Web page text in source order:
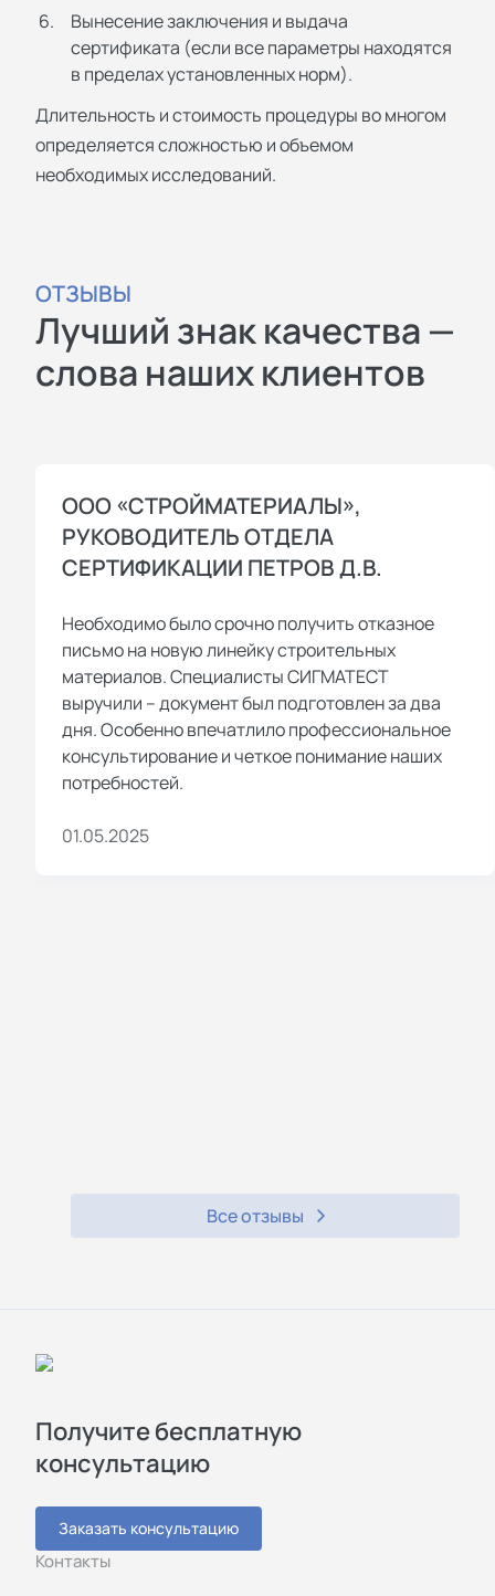
Вынесение заключения и выдача
сертификата (если все параметры находятся
в пределах установленных норм).
Длительность и стоимость процедуры во многом
определяется сложностью и объемом
необходимых исследований.
ОТЗЫВЫ
Лучший знак качества —
слова наших клиентов
ООО «СТРОЙМАТЕРИАЛЫ»,
РУКОВОДИТЕЛЬ ОТДЕЛА
СЕРТИФИКАЦИИ ПЕТРОВ Д.В.
Необходимо было срочно получить отказное
письмо на новую линейку строительных
материалов. Специалисты СИГМАТЕСТ
выручили – документ был подготовлен за два
дня. Особенно впечатлило профессиональное
консультирование и четкое понимание наших
потребностей.
01.05.2025
Все отзывы
Получите бесплатную
консультацию
Заказать консультацию
Контакты